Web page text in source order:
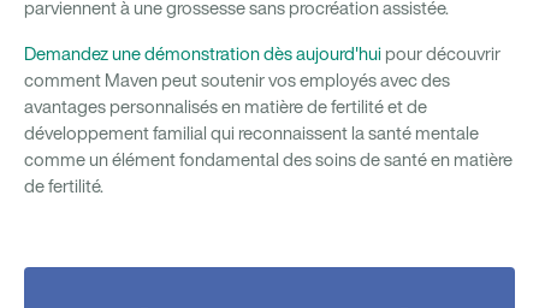
parviennent à une grossesse sans procréation assistée.
Demandez une démonstration dès aujourd'hui pour découvrir
comment Maven peut soutenir vos employés avec des
avantages personnalisés en matière de fertilité et de
développement familial qui reconnaissent la santé mentale
comme un élément fondamental des soins de santé en matière
de fertilité.